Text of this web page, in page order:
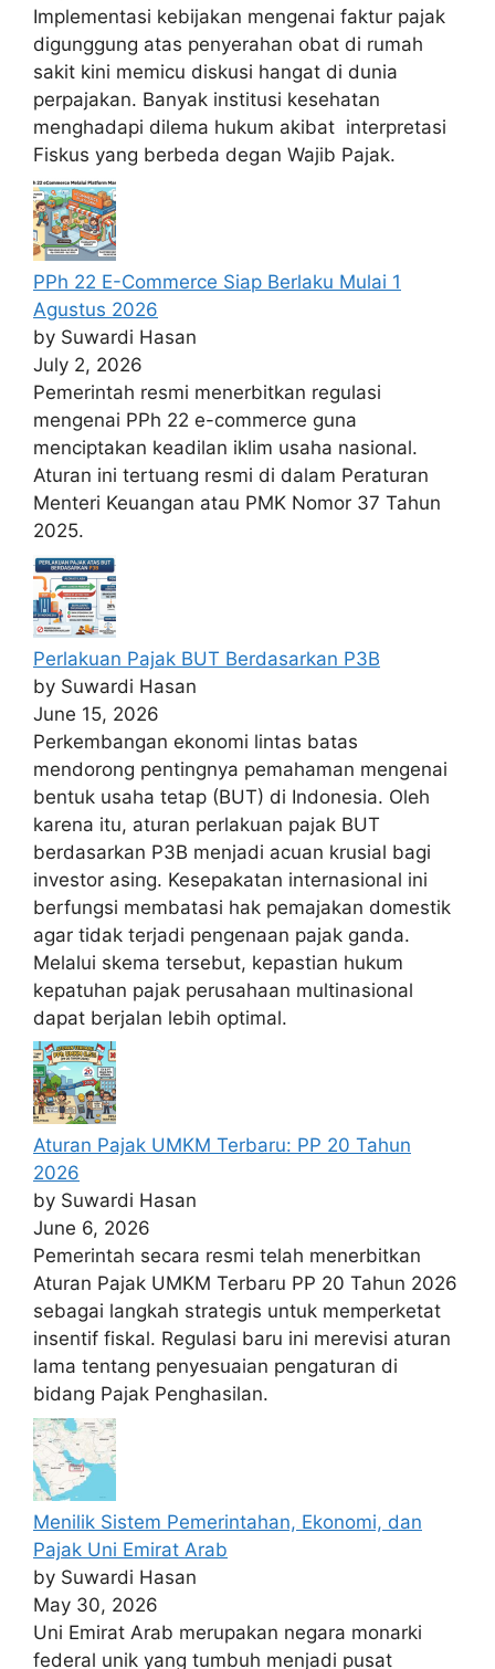
Implementasi kebijakan mengenai faktur pajak
digunggung atas penyerahan obat di rumah
sakit kini memicu diskusi hangat di dunia
perpajakan. Banyak institusi kesehatan
menghadapi dilema hukum akibat interpretasi
Fiskus yang berbeda degan Wajib Pajak.
PPh 22 E-Commerce Siap Berlaku Mulai 1
Agustus 2026
by Suwardi Hasan
July 2, 2026
Pemerintah resmi menerbitkan regulasi
mengenai PPh 22 e-commerce guna
menciptakan keadilan iklim usaha nasional.
Aturan ini tertuang resmi di dalam Peraturan
Menteri Keuangan atau PMK Nomor 37 Tahun
2025.
Perlakuan Pajak BUT Berdasarkan P3B
by Suwardi Hasan
June 15, 2026
Perkembangan ekonomi lintas batas
mendorong pentingnya pemahaman mengenai
bentuk usaha tetap (BUT) di Indonesia. Oleh
karena itu, aturan perlakuan pajak BUT
berdasarkan P3B menjadi acuan krusial bagi
investor asing. Kesepakatan internasional ini
berfungsi membatasi hak pemajakan domestik
agar tidak terjadi pengenaan pajak ganda.
Melalui skema tersebut, kepastian hukum
kepatuhan pajak perusahaan multinasional
dapat berjalan lebih optimal.
Aturan Pajak UMKM Terbaru: PP 20 Tahun
2026
by Suwardi Hasan
June 6, 2026
Pemerintah secara resmi telah menerbitkan
Aturan Pajak UMKM Terbaru PP 20 Tahun 2026
sebagai langkah strategis untuk memperketat
insentif fiskal. Regulasi baru ini merevisi aturan
lama tentang penyesuaian pengaturan di
bidang Pajak Penghasilan.
Menilik Sistem Pemerintahan, Ekonomi, dan
Pajak Uni Emirat Arab
by Suwardi Hasan
May 30, 2026
Uni Emirat Arab merupakan negara monarki
federal unik yang tumbuh menjadi pusat